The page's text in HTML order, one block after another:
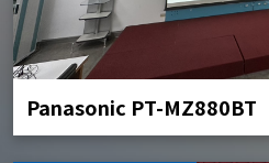
Panasonic PT-MZ880BT